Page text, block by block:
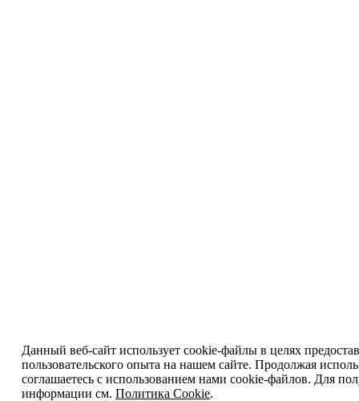
Данный веб-сайт использует cookie-файлы в целях
пользовательского опыта на нашем сайте. Продолжая
соглашаетесь с использованием нами cookie-файлов. Для
информации см. Политика Cookie.